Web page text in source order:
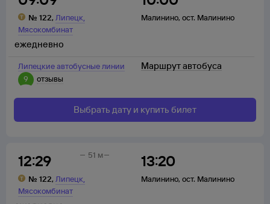
№ 122, Липецк,
Мясокомбинат
Малинино, ост. Малинино
Липецкие автобусные линии
9
отзывы
ежедневно
Маршрут автобуса
Выбрать дату и купить билет
12:29
№ 122, Липецк,
Мясокомбинат
13:20
Малинино, ост. Малинино
51 м